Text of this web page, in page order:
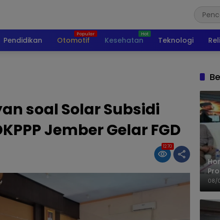
Pendidikan Otomotif Kesehatan Teknologi
soal Solar Subsidi
Jember Gelar FGD
1270
08/